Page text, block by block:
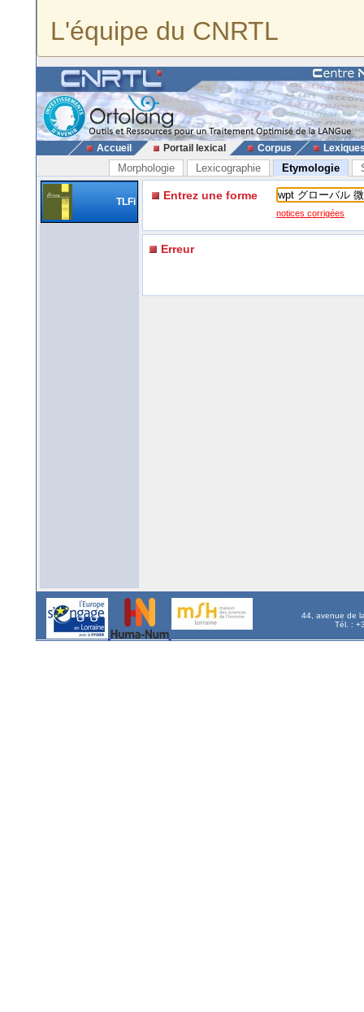
L'équipe du CNRTL
Accueil Portail lexical Corpus
Morphologie Lexicographie Etymologie
TLFi Entrez une forme
notices corrigées
Erreur
44, avenue de
Tél. :